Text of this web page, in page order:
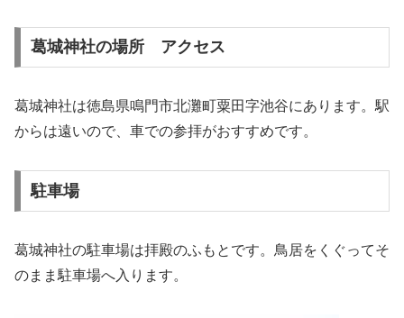
葛城神社の場所 アクセス
葛城神社は徳島県鳴門市北灘町粟田字池谷にあります。駅
からは遠いので、車での参拝がおすすめです。
駐車場
葛城神社の駐車場は拝殿のふもとです。鳥居をくぐってそ
のまま駐車場へ入ります。